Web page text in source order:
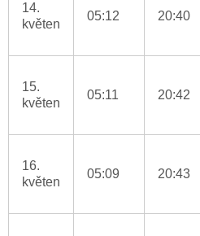
14.
květen
05:12 20:40
15.
květen
05:11 20:42
16.
květen
05:09 20:43